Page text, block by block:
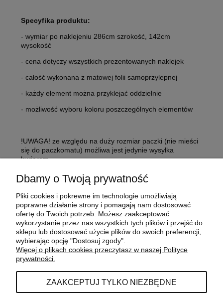
Specyfika produktu:
- wymiar po naklejeniu 286cm szrokość, 142cm
wysokość
- cena dotyczy wszystkich prezentowanych naklejek
- całość wykonana z matowej folii samoprzylepnej
- każdy element można przyklejać oddzielnie
- możliwość wyboru koloru poszczególnych elementów
!UWAGA! ze względu na duży rozmiar paczki (nie mieści
się do paczkomatu) możliwa jest jedynie wysyłka
kurierem
POMOC
MOJE KONTO
Dbamy o Twoją prywatność
Pliki cookies i pokrewne im technologie umożliwiają
poprawne działanie strony i pomagają nam dostosować
ofertę do Twoich potrzeb. Możesz zaakceptować
wykorzystanie przez nas wszystkich tych plików i przejść do
sklepu lub dostosować użycie plików do swoich preferencji,
wybierając opcję "Dostosuj zgody".
Więcej o plikach cookies przeczytasz w naszej Polityce
prywatności.
ZAAKCEPTUJ TYLKO NIEZBĘDNE